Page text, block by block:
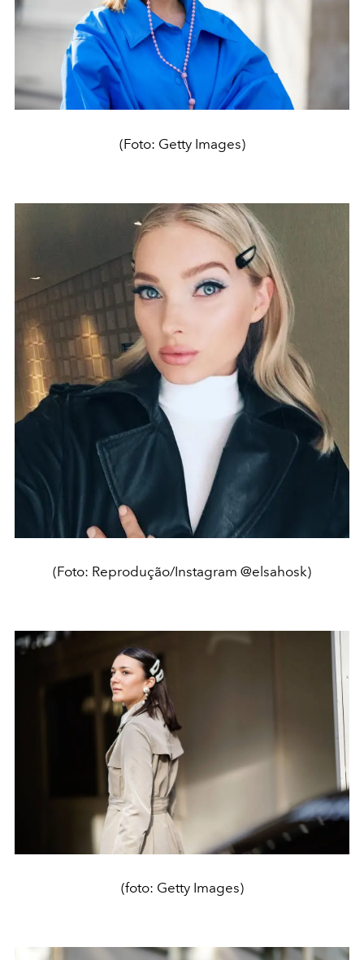
(Foto: Getty Images)
(Foto: Reprodução/Instagram @elsahosk)
(foto: Getty Images)